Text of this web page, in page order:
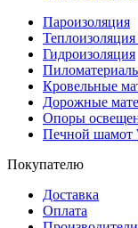
Пароизоляция
Гидроизоляция
Кровельные
Дорожные
Опоры
Печной шамот
Покупателю
Доставка
Оплата